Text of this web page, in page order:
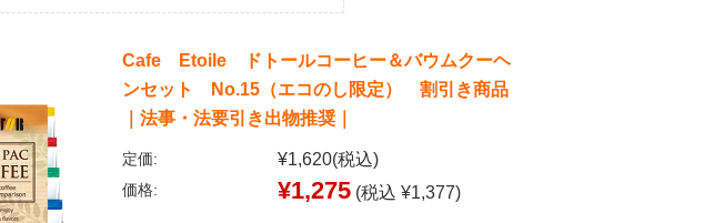
Cafe Etoile ドトールコーヒー＆バウムクーヘ
ンセット No.15（エコのし限定） 割引き商品
｜法事・法要引き出物推奨｜
定価: ¥1,620(税込)
価格: ¥1,275 (税込 ¥1,377)